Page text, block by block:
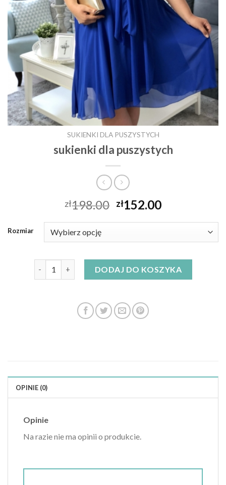
SUKIENKI DLA PUSZYSTYCH
sukienki dla puszystych
zł198.00 zł152.00
Rozmiar
DODAJ DO KOSZYKA
OPINIE (0)
Opinie
Na razie nie ma opinii o produkcie.